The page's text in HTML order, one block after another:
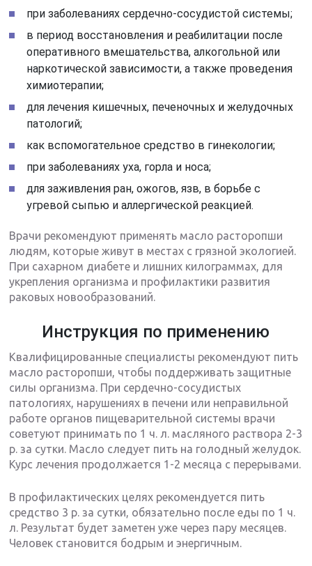
при заболеваниях сердечно-сосудистой системы;
в период восстановления и реабилитации после
оперативного вмешательства, алкогольной или
наркотической зависимости, а также проведения
химиотерапии;
для лечения кишечных, печеночных и желудочных
патологий;
как вспомогательное средство в гинекологии;
при заболеваниях уха, горла и носа;
для заживления ран, ожогов, язв, в борьбе с
угревой сыпью и аллергической реакцией.
Врачи рекомендуют применять масло расторопши
людям, которые живут в местах с грязной экологией.
При сахарном диабете и лишних килограммах, для
укрепления организма и профилактики развития
раковых новообразований.
Инструкция по применению
Квалифицированные специалисты рекомендуют пить
масло расторопши, чтобы поддерживать защитные
силы организма. При сердечно-сосудистых
патологиях, нарушениях в печени или неправильной
работе органов пищеварительной системы врачи
советуют принимать по 1 ч. л. масляного раствора 2-3
р. за сутки. Масло следует пить на голодный желудок.
Курс лечения продолжается 1-2 месяца с перерывами.
В профилактических целях рекомендуется пить
средство 3 р. за сутки, обязательно после еды по 1 ч.
л. Результат будет заметен уже через пару месяцев.
Человек становится бодрым и энергичным.